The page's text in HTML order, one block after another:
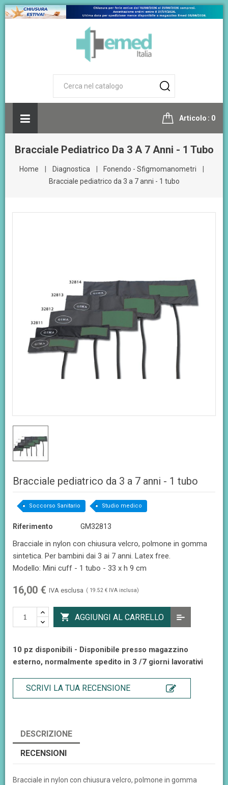
Articolo 0
Bracciale Pediatrico Da 3 A 7 Anni - 1 Tubo
Home Diagnostica
Fonendo - Sfigmomanometri
Bracciale pediatrico da 3 a 7 anni - 1 tubo
Bracciale pediatrico da 3 a 7 anni - 1 tubo
Soccorso Sanitario Studio medico
Riferimento GM32813
Bracciale in nylon con chiusura velcro, polmone in gomma
sintetica. Per bambini dai 3 ai 7 anni. Latex free.
Modello: Mini cuff - 1 tubo - 33 x h 9 cm
16,00 € IVA esclusa ( 19.52 € IVA inclusa)
 AGGIUNGI AL CARRELLO
10 pz disponibili - Disponibile presso magazzino
esterno, normalmente spedito in 3 /7 giorni lavorativi
SCRIVI LA TUA RECENSIONE
DESCRIZIONE
RECENSIONI
Bracciale in nylon con chiusura velcro, polmone in gomma